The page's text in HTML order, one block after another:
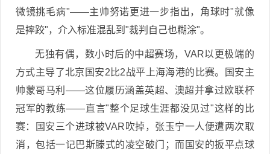
微镜挑毛病"——主帅努诺更进一步指出，角球时"就像
是摔跤"，介入标准混乱到"裁判自己也糊涂"。
无独有偶，数小时后的中超赛场，VAR以更极端的
方式主导了北京国安2比2战平上海海港的比赛。国安主
帅蒙哥马利——这位履历涵盖英超、澳超并拿过欧联杯
冠军的教练——直言"整个足球生涯都没见过"这样的比
赛：国安三个进球被VAR吹掉，张玉宁一人便遭两次取
消，包括一记巴斯滕式的凌空破门；而国安的扳平点球